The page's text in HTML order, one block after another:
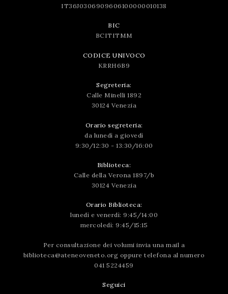
IT36J0306909606100000010138
BIC
BCITITMM
CODICE UNIVOCO
KRRH6B9
Segreteria:
Calle Minelli 1892
30124 Venezia
Orario segreteria:
da lunedì a giovedì
9:30/12:30 - 13:30/16:00
Biblioteca:
Calle della Verona 1897/b
30124 Venezia
Orario Biblioteca:
lunedì e venerdì: 9:45/14:00
mercoledì: 9:45/15:15
Per consultazione dei volumi invia una mail a
biblioteca@ateneoveneto.org oppure telefona al numero
041 5224459
Seguici